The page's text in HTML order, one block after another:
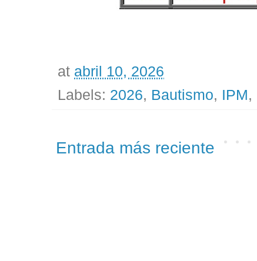
at abril 10, 2026
Labels: 2026, Bautismo, IPM,
Entrada más reciente